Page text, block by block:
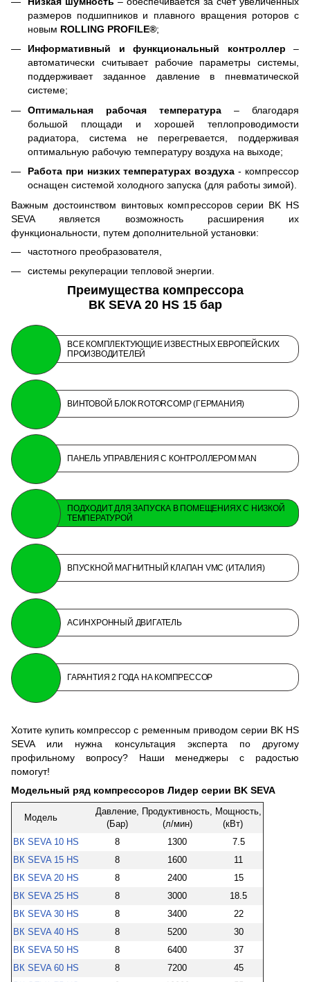
размеров подшипников и плавного вращения роторов с
новым ROLLING PROFILE®;
Информативный и функциональный контроллер –
автоматически считывает рабочие параметры системы,
поддерживает заданное давление в пневматической
системе;
Оптимальная рабочая температура – благодаря
большой площади и хорошей теплопроводимости
радиатора, система не перегревается, поддерживая
оптимальную рабочую температуру воздуха на выходе;
Работа при низких температурах воздуха - компрессор
оснащен системой холодного запуска (для работы зимой).
Важным достоинством винтовых компрессоров серии BK HS
SEVA является возможность расширения их
функциональности, путем дополнительной установки:
частотного преобразователя,
системы рекуперации тепловой энергии.
Преимущества компрессора
ВК SEVA 20 HS 15 бар
ВСЕ КОМПЛЕКТУЮЩИЕ ИЗВЕСТНЫХ ЕВРОПЕЙСКИХ
ПРОИЗВОДИТЕЛЕЙ
ВИНТОВОЙ БЛОК ROTORCOMP (ГЕРМАНИЯ)
ПАНЕЛЬ УПРАВЛЕНИЯ С КОНТРОЛЛЕРОМ MAN
ПОДХОДИТ ДЛЯ ЗАПУСКА В ПОМЕЩЕНИЯХ С НИЗКОЙ
ТЕМПЕРАТУРОЙ
ВПУСКНОЙ МАГНИТНЫЙ КЛАПАН VMC (ИТАЛИЯ)
АСИНХРОННЫЙ ДВИГАТЕЛЬ
ГАРАНТИЯ 2 ГОДА НА КОМПРЕССОР
Хотите купить компрессор с ременным приводом серии BK HS
SEVA или нужна консультация эксперта по другому
профильному вопросу? Наши менеджеры с радостью
помогут!
Модельный ряд компрессоров Лидер серии BK SEVA
Модель
Давление,
(Бар)
Продуктивность,
(л/мин)
Мощность,
(кВт)
ВК SEVA 10 HS
8 1300
7.5
ВК SEVA 15 HS
8 1600
11
ВК SEVA 20 HS
8 2400
15
ВК SEVA 25 HS
8 3000
18.5
ВК SEVA 30 HS
8 3400
22
ВК SEVA 40 HS
8 5200
30
ВК SEVA 50 HS
8 6400
37
ВК SEVA 60 HS
8 7200
45